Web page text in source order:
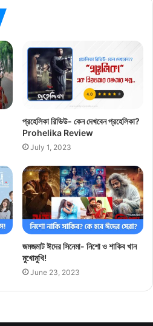
প্রহেলিকা রিভিউ- কেন দেখবেন প্রহেলিকা?
Prohelika Review
July 1, 2023
জমজমাট ঈদের সিনেমা- নিশো ও শাকিব খান
মুখোমুখি!
June 23, 2023